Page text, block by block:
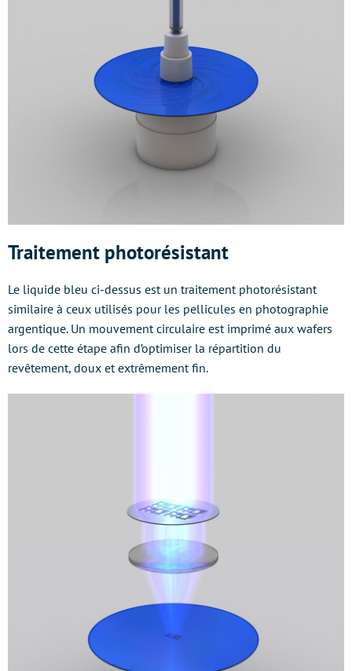
Traitement photorésistant
Le liquide bleu ci-dessus est un traitement photorésistant
similaire à ceux utilisés pour les pellicules en photographie
argentique. Un mouvement circulaire est imprimé aux wafers
lors de cette étape afin d’optimiser la répartition du
revêtement, doux et extrêmement fin.